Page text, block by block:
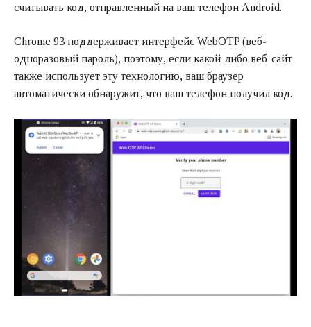
считывать код, отправленный на ваш телефон Android.
Chrome 93 поддерживает интерфейс WebOTP (веб-
одноразовый пароль), поэтому, если какой-либо веб-сайт
также использует эту технологию, ваш браузер
автоматически обнаружит, что ваш телефон получил код.